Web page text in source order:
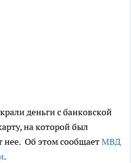
деньги с банковской
на которой был
нее. Об этом сообщаетМВД
.